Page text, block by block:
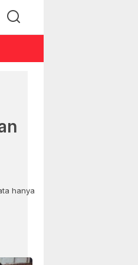
hanya